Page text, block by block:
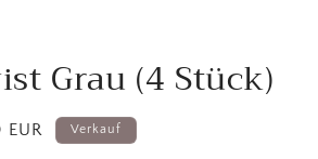
Grau (4 Stück)
Verkauf